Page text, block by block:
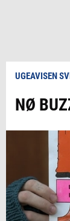
UGEAVISEN
NØ